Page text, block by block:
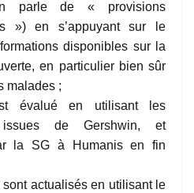
parle de « provisions
») en s’appuyant sur le
disponibles sur la
en particulier bien sûr
malades ;
évalué en utilisant les
issues de Gershwin, et
la SG à Humanis en fin
sont actualisés en utilisant le